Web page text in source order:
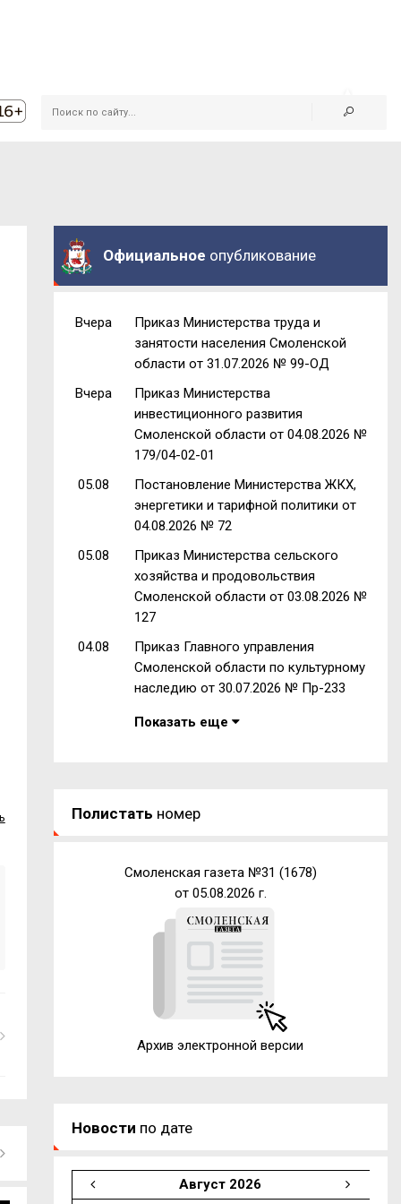
Официальное опубликование
Вчера
Приказ Министерства труда и
занятости населения Смоленской
области от 31.07.2026 № 99-ОД
Вчера
Приказ Министерства
инвестиционного развития
Смоленской области от 04.08.2026 №
179/04-02-01
05.08
Постановление Министерства ЖКХ,
энергетики и тарифной политики от
04.08.2026 № 72
05.08
Приказ Министерства сельского
хозяйства и продовольствия
Смоленской области от 03.08.2026 №
127
04.08
Приказ Главного управления
Смоленской области по культурному
наследию от 30.07.2026 № Пр-233
Показать еще
Полистать номер
Смоленская газета №31 (1678)
от 05.08.2026 г.
Архив электронной версии
Новости по дате
Август 2026